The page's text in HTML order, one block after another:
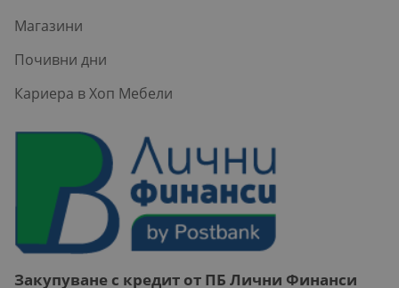
Магазини
Почивни дни
Кариера в Хоп Мебели
Закупуване с кредит от ПБ Лични Финанси